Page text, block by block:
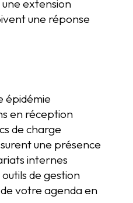
extension
une réponse
épidémie
en réception
de charge
une présence
internes
de gestion
votre agenda en